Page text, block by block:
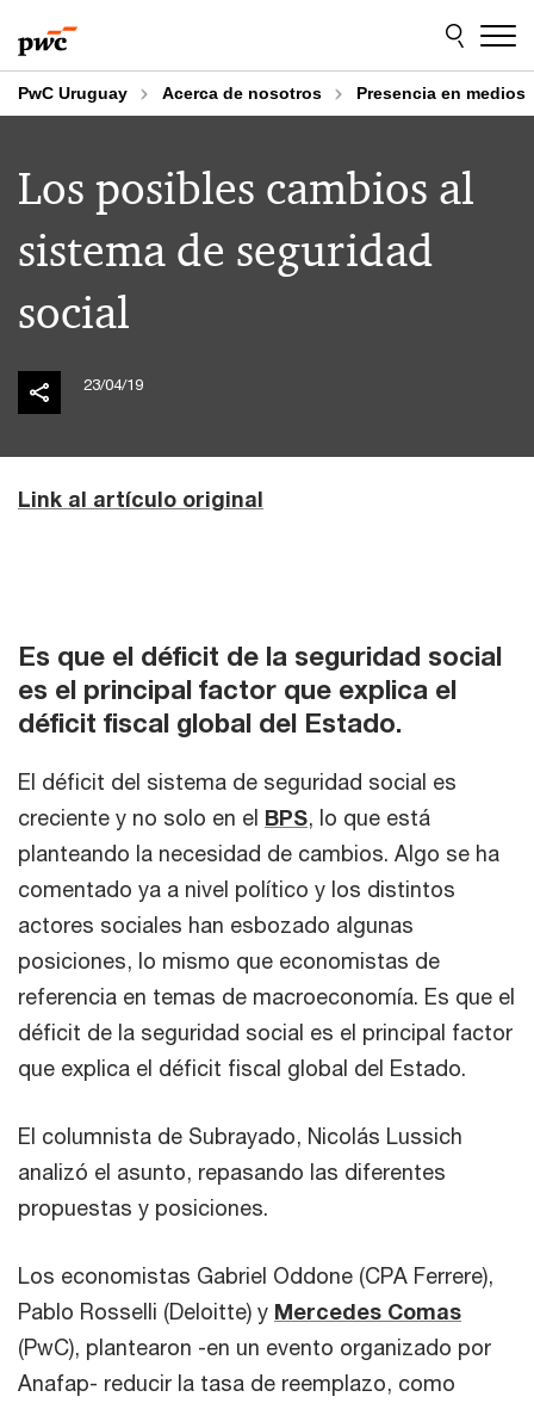
to
content
to
footer
PwC Uruguay Acerca de nosotros Presencia en medios
Los posibles cambios al
sistema de seguridad
social
23/04/19
Link al artículo original
Es que el déficit de la seguridad social
es el principal factor que explica el
déficit fiscal global del Estado.
El déficit del sistema de seguridad social es
creciente y no solo en el BPS, lo que está
planteando la necesidad de cambios. Algo se ha
comentado ya a nivel político y los distintos
actores sociales han esbozado algunas
posiciones, lo mismo que economistas de
referencia en temas de macroeconomía. Es que el
déficit de la seguridad social es el principal factor
que explica el déficit fiscal global del Estado.
El columnista de Subrayado, Nicolás Lussich
analizó el asunto, repasando las diferentes
propuestas y posiciones.
Los economistas Gabriel Oddone (CPA Ferrere),
Pablo Rosselli (Deloitte) y Mercedes Comas
(PwC), plantearon -en un evento organizado por
Anafap- reducir la tasa de reemplazo, como